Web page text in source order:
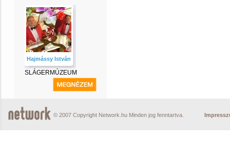
Hajmássy István
SLÁGERMÚZEUM
© 2007 Copyright Network.hu Minden jog fenntartva.